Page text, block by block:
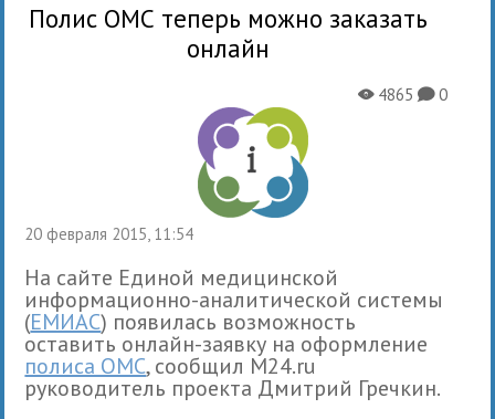
Полис ОМС теперь можно заказать
онлайн
20 февраля 2015, 11:54
X4865K0
На сайте Единой медицинской
информационно-аналитической системы
(ЕМИАС) появилась возможность
оставить онлайн-заявку на оформление
полиса ОМС, сообщил M24.ru
руководитель проекта Дмитрий Гречкин.